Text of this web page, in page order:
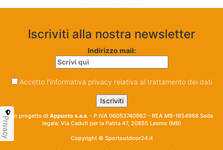
Iscriviti alla nostra newsletter
Indirizzo mail:
Accetto l'informativa privacy relativa al trattamento dei dati
Un progetto di Appunto s.a.s. - P.IVA 06053740962 - REA MB-1854968 Sede
legale: Via Caduti per la Patria 47, 20855 Lesmo (MB)
Copyright © Sportoutdoor24.it
Privacy